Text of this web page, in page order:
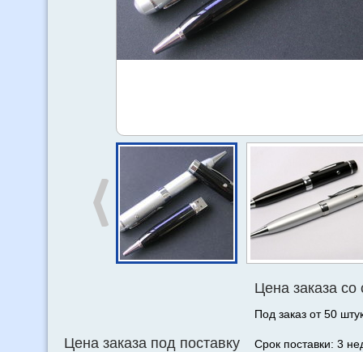
Цена заказа под поставку
Цена заказа со
Под заказ от 50
Срок поставки: 3